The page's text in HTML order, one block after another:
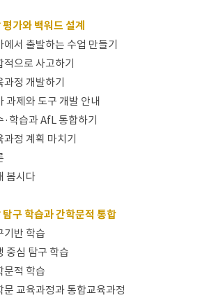
가와 백워드 설계
에서 출발하는 수업 만들기
적으로 사고하기
과정 개발하기
과제와 도구 개발 안내
·학습과 AfL 통합하기
과정 계획 마치기
봅시다
구 학습과 간학문적 통합
기반 학습
중심 탐구 학습
문적 학습
문 교육과정과 통합교육과정